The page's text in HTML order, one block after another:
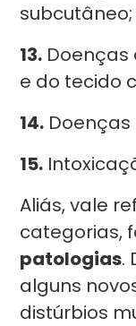
subcutâneo;
13.
e do tecido
14.
15.
Aliás, vale
categorias,
patologias.
alguns
distúrbios